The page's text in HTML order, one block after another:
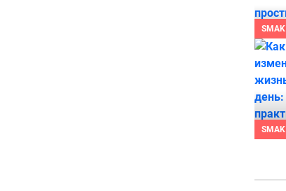
SMAK
SMAK